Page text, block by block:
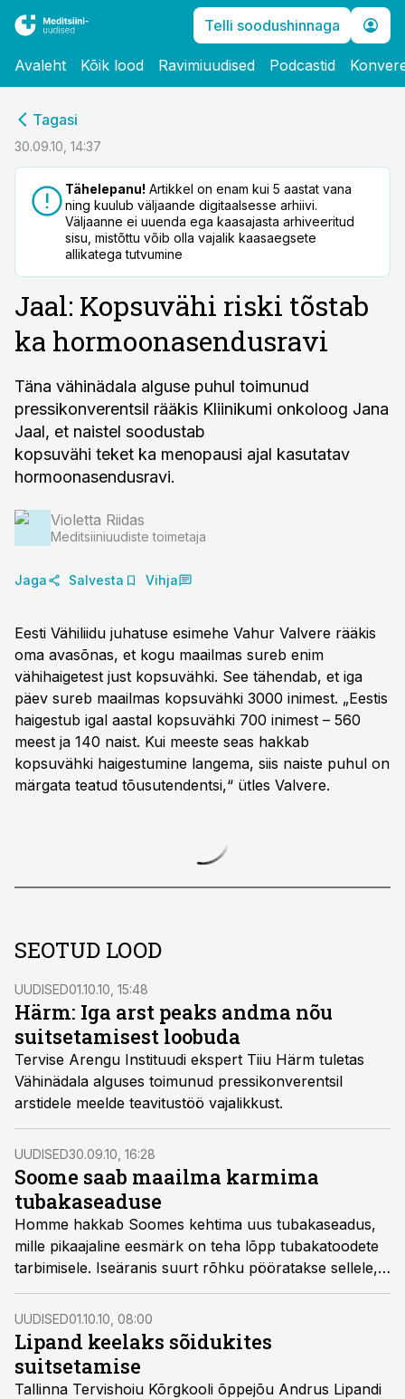
Telli soodushinnaga
Avaleht Kõik lood Ravimiuudised Podcastid
Tagasi
30.09.10, 14:37
Tähelepanu! Artikkel on enam kui 5 aastat vana
ning kuulub väljaande digitaalsesse arhiivi.
Väljaanne ei uuenda ega kaasajasta arhiveeritud
sisu, mistõttu võib olla vajalik kaasaegsete
allikatega tutvumine
Jaal: Kopsuvähi riski tõstab
ka hormoonasendusravi
Täna vähinädala alguse puhul toimunud
pressikonverentsil rääkis Kliinikumi onkoloog Jana
Jaal, et naistel soodustab
kopsuvähi teket ka menopausi ajal kasutatav
hormoonasendusravi.
Violetta Riidas
Meditsiiniuudiste toimetaja
Jaga Salvesta Vihja
Eesti Vähiliidu juhatuse esimehe Vahur Valvere rääkis
oma avasõnas, et kogu maailmas sureb enim
vähihaigetest just kopsuvähki. See tähendab, et iga
päev sureb maailmas kopsuvähki 3000 inimest. „Eestis
haigestub igal aastal kopsuvähki 700 inimest – 560
meest ja 140 naist. Kui meeste seas hakkab
kopsuvähki haigestumine langema, siis naiste puhul on
märgata teatud tõusutendentsi,“ ütles Valvere.
SEOTUD LOOD
UUDISED01.10.10, 15:48
Härm: Iga arst peaks andma nõu
suitsetamisest loobuda
Tervise Arengu Instituudi ekspert Tiiu Härm tuletas
Vähinädala alguses toimunud pressikonverentsil
arstidele meelde teavitustöö vajalikkust.
UUDISED30.09.10, 16:28
Soome saab maailma karmima
tubakaseaduse
Homme hakkab Soomes kehtima uus tubakaseadus,
mille pikaajaline eesmärk on teha lõpp tubakatoodete
tarbimisele. Iseäranis suurt rõhku pööratakse sellele,
et lapsed ja noored väldiksid suitsetamise alustamist.
UUDISED01.10.10, 08:00
Lipand keelaks sõidukites
suitsetamise
Tallinna Tervishoiu Kõrgkooli õppejõu Andrus Lipandi